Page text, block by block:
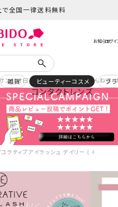
全国一律送料無料
ンリオ日焼け コスメヲタちゃんねる
コンタクトレンズ
雑貨 ビューティーコスメ ブ
コラティブアイラッシュ デイリー ( 4ペ